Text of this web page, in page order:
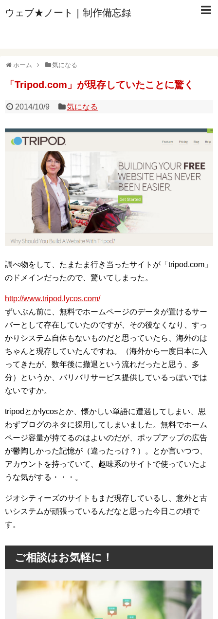
ウェブ★ノート｜制作備忘録
ホーム 気になる
「Tripod.com」が現存していたことに驚く
2014/10/9 気になる
調べ物をして、たまたま行き当ったサイトが「tripod.com」
のドメインだったので、驚いてしまった。
http://www.tripod.lycos.com/
ずいぶん前に、無料でホームページのデータが置けるサー
バーとして存在していたのですが、その後なくなり、すっ
かりシステム自体もないものだと思っていたら、海外のは
ちゃんと現存していたんですね。（海外から一度日本に入
ってきたが、数年後に撤退という流れだったと思う、多
分）というか、バリバリサービス提供しているっぽいでは
ないですか。
tripodとかlycosとか、懐かしい単語に遭遇してしまい、思
わずブログのネタに採用してしまいました。無料でホーム
ページ容量が持てるのはよいのだが、ポップアップの広告
が鬱陶しかった記憶が（違ったっけ？）。とか言いつつ、
アカウントを持っていて、趣味系のサイトで使っていたよ
うな気がする・・・。
ジオシティーズのサイトもまだ現存しているし、意外と古
いシステムが頑張っているんだなと思った今日この頃で
す。
ご相談はお気軽に！